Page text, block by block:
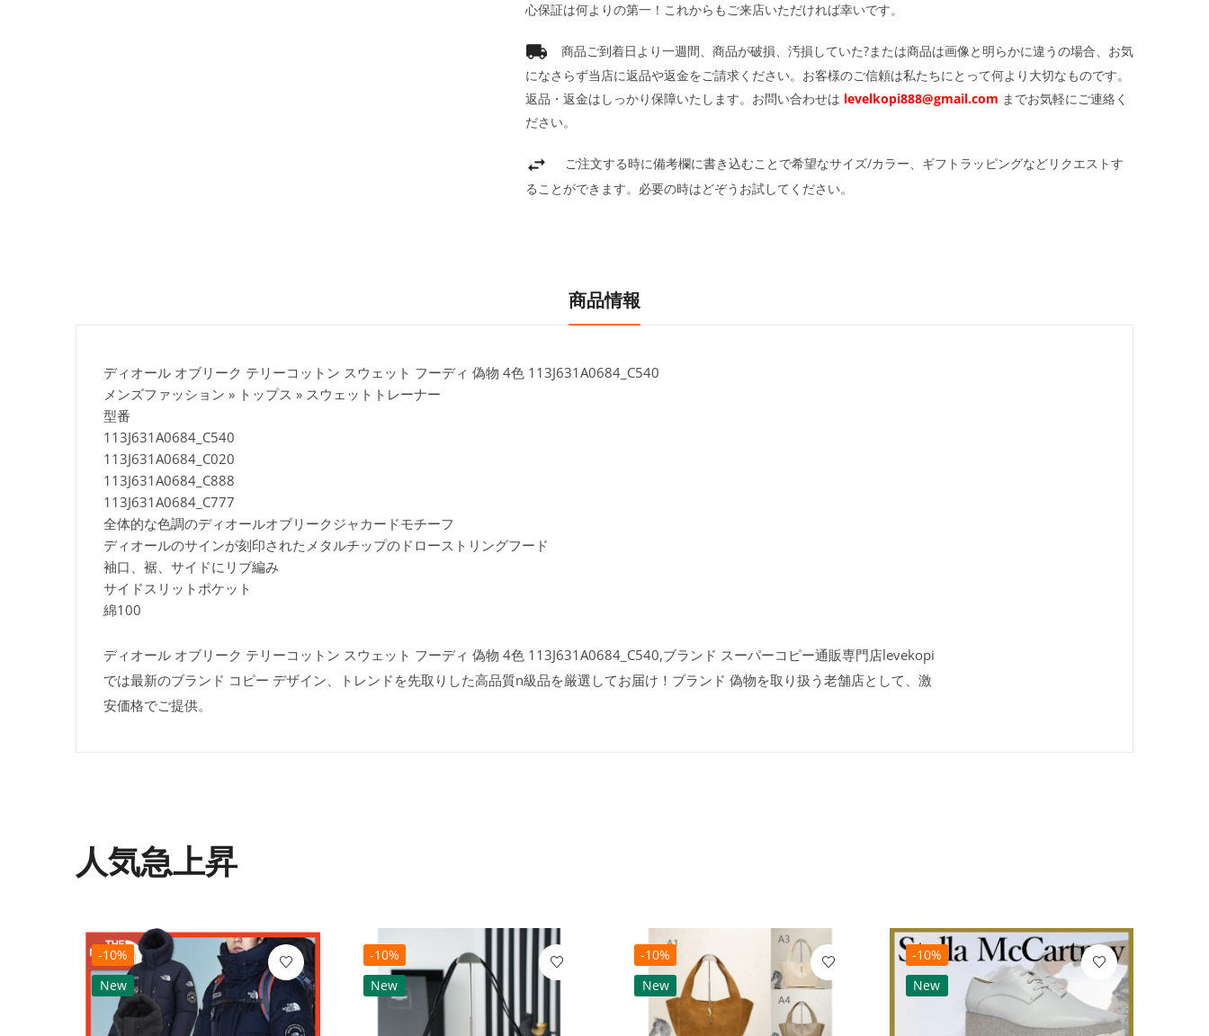
心保証は何よりの第一！これからもご来店いただければ幸いです。
商品ご到着日より一週間、商品が破損、汚損していた?または商品は画像と明らかに違うの場合、お気
になさらず当店に返品や返金をご請求ください。お客様のご信頼は私たちにとって何より大切なものです。
返品・返金はしっかり保障いたします。お問い合わせは levelkopi888@gmail.com までお気軽にご連絡く
ださい。
ご注文する時に備考欄に書き込むことで希望なサイズ/カラー、ギフトラッピングなどリクエストす
ることができます。必要の時はどぞうお試してください。
商品情報
ディオール オブリーク テリーコットン スウェット フーディ 偽物 4色 113J631A0684_C540
メンズファッション » トップス » スウェットトレーナー
型番
113J631A0684_C540
113J631A0684_C020
113J631A0684_C888
113J631A0684_C777
全体的な色調のディオールオブリークジャカードモチーフ
ディオールのサインが刻印されたメタルチップのドローストリングフード
袖口、裾、サイドにリブ編み
サイドスリットポケット
綿100
ディオール オブリーク テリーコットン スウェット フーディ 偽物 4色 113J631A0684_C540,ブランド スーパーコピー通販専門店levekopi
では最新のブランド コピー デザイン、トレンドを先取りした高品質n級品を厳選してお届け！ブランド 偽物を取り扱う老舗店として、激
安価格でご提供。
人気急上昇
-10%
New
-10%
New
-10%
New
-10%
New